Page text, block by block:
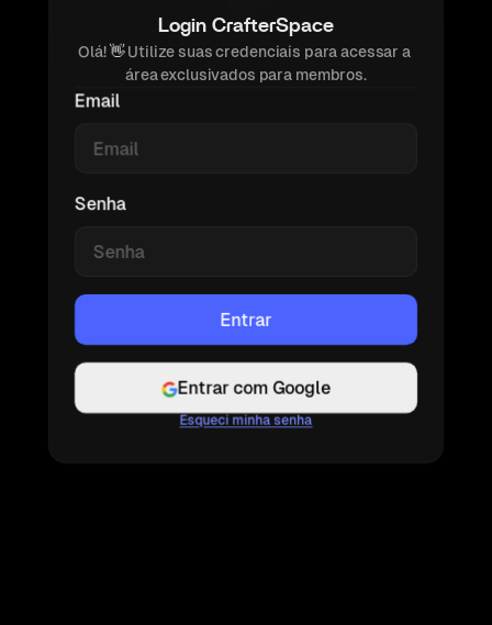
Login CrafterSpace
Olá! 👋 Utilize suas credenciais para acessar a
área exclusivados para membros.
Email
Senha
Entrar com Google
Esqueci minha senha